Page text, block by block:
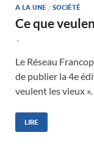
A LA UNE / SOCIÉTÉ
Ce que
-
Le Réseau
de publier la 4e
veulent les vieux
LIRE